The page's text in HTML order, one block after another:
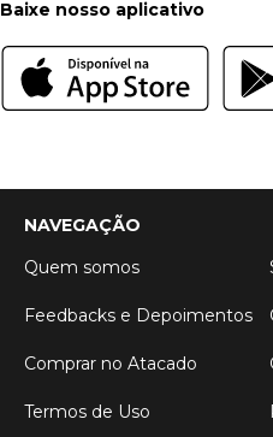
Baixe nosso aplicativo
NAVEGAÇÃO
Quem somos
Feedbacks e Depoimentos
Comprar no Atacado
Termos de Uso